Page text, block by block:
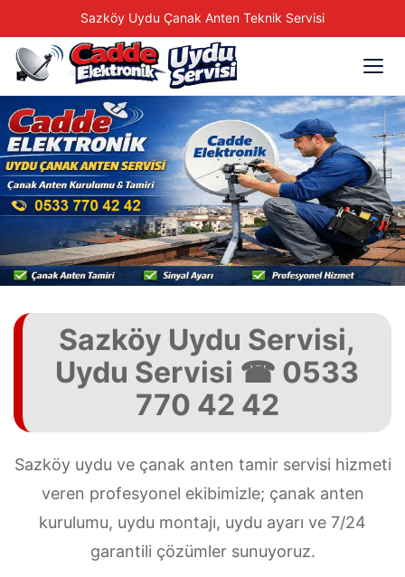
Sazköy Uydu Çanak Anten Teknik Servisi
Sazköy Uydu Servisi,
Uydu Servisi ☎ 0533
770 42 42
Sazköy uydu ve çanak anten tamir servisi hizmeti
veren profesyonel ekibimizle; çanak anten
kurulumu, uydu montajı, uydu ayarı ve 7/24
garantili çözümler sunuyoruz.